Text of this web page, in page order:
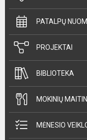
PATALPŲ
PROJEKTAI
BIBLIOTEKA
MOKINIŲ
MĖNESIO